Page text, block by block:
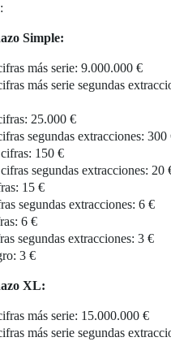
Simple:
más serie: 9.000.000 €
más serie segundas
25.000 €
segundas extracciones: 300
150 €
segundas extracciones: 20
15 €
segundas extracciones: 6 €
6 €
segundas extracciones: 3 €
3 €
XL:
más serie: 15.000.000 €
más serie segundas